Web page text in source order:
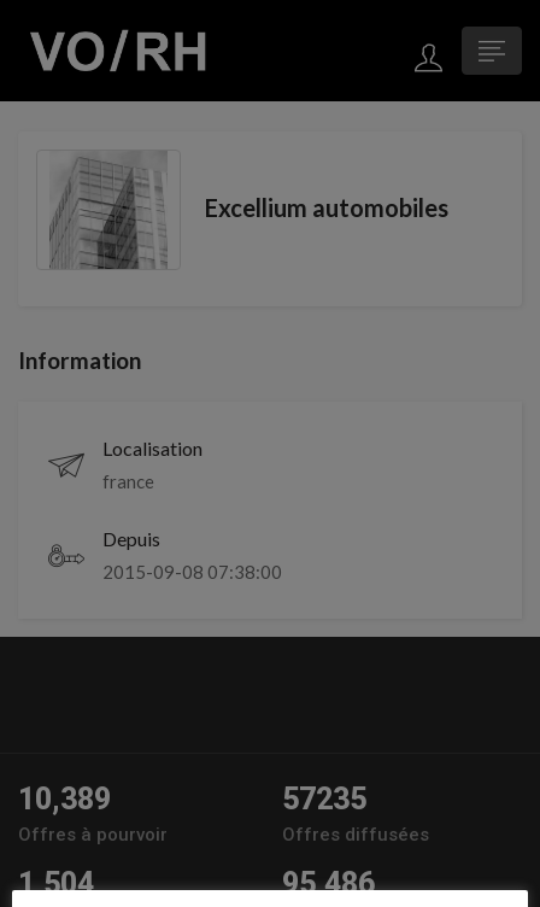
Excellium automobiles
Information
Localisation
france
Depuis
2015-09-08 07:38:00
10,389
Offres à pourvoir
57235
Offres diffusées
1,504 95,486